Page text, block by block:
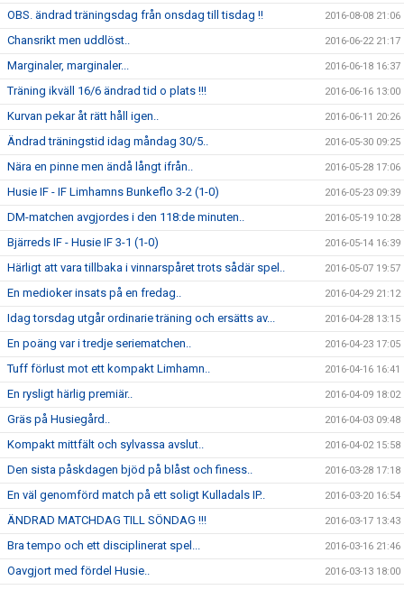
OBS. ändrad träningsdag från onsdag till tisdag !! 2016-08-08 21:06
Chansrikt men uddlöst.. 2016-06-22 21:17
Marginaler, marginaler... 2016-06-18 16:37
Träning ikväll 16/6 ändrad tid o plats !!! 2016-06-16 13:00
Kurvan pekar åt rätt håll igen.. 2016-06-11 20:26
Ändrad träningstid idag måndag 30/5.. 2016-05-30 09:25
Nära en pinne men ändå långt ifrån.. 2016-05-28 17:06
Husie IF - IF Limhamns Bunkeflo 3-2 (1-0) 2016-05-23 09:39
DM-matchen avgjordes i den 118:de minuten.. 2016-05-19 10:28
Bjärreds IF - Husie IF 3-1 (1-0) 2016-05-14 16:39
Härligt att vara tillbaka i vinnarspåret trots sådär spel.. 2016-05-07 19:57
En medioker insats på en fredag.. 2016-04-29 21:12
Idag torsdag utgår ordinarie träning och ersätts av... 2016-04-28 13:15
En poäng var i tredje seriematchen.. 2016-04-23 17:05
Tuff förlust mot ett kompakt Limhamn.. 2016-04-16 16:41
En rysligt härlig premiär.. 2016-04-09 18:02
Gräs på Husiegård.. 2016-04-03 09:48
Kompakt mittfält och sylvassa avslut.. 2016-04-02 15:58
Den sista påskdagen bjöd på blåst och finess.. 2016-03-28 17:18
En väl genomförd match på ett soligt Kulladals IP.. 2016-03-20 16:54
ÄNDRAD MATCHDAG TILL SÖNDAG !!! 2016-03-17 13:43
Bra tempo och ett disciplinerat spel... 2016-03-16 21:46
Oavgjort med fördel Husie.. 2016-03-13 18:00